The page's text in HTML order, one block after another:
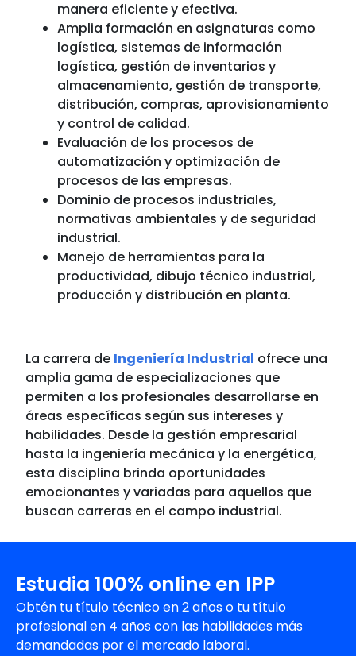
manera eficiente y efectiva.
Amplia formación en asignaturas como
logística, sistemas de información
logística, gestión de inventarios y
almacenamiento, gestión de transporte,
distribución, compras, aprovisionamiento
y control de calidad.
Evaluación de los procesos de
automatización y optimización de
procesos de las empresas.
Dominio de procesos industriales,
normativas ambientales y de seguridad
industrial.
Manejo de herramientas para la
productividad, dibujo técnico industrial,
producción y distribución en planta.
La carrera de Ingeniería Industrial ofrece una
amplia gama de especializaciones que
permiten a los profesionales desarrollarse en
áreas específicas según sus intereses y
habilidades. Desde la gestión empresarial
hasta la ingeniería mecánica y la energética,
esta disciplina brinda oportunidades
emocionantes y variadas para aquellos que
buscan carreras en el campo industrial.
Estudia 100% online en IPP
Obtén tu título técnico en 2 años o tu título
profesional en 4 años con las habilidades más
demandadas por el mercado laboral.